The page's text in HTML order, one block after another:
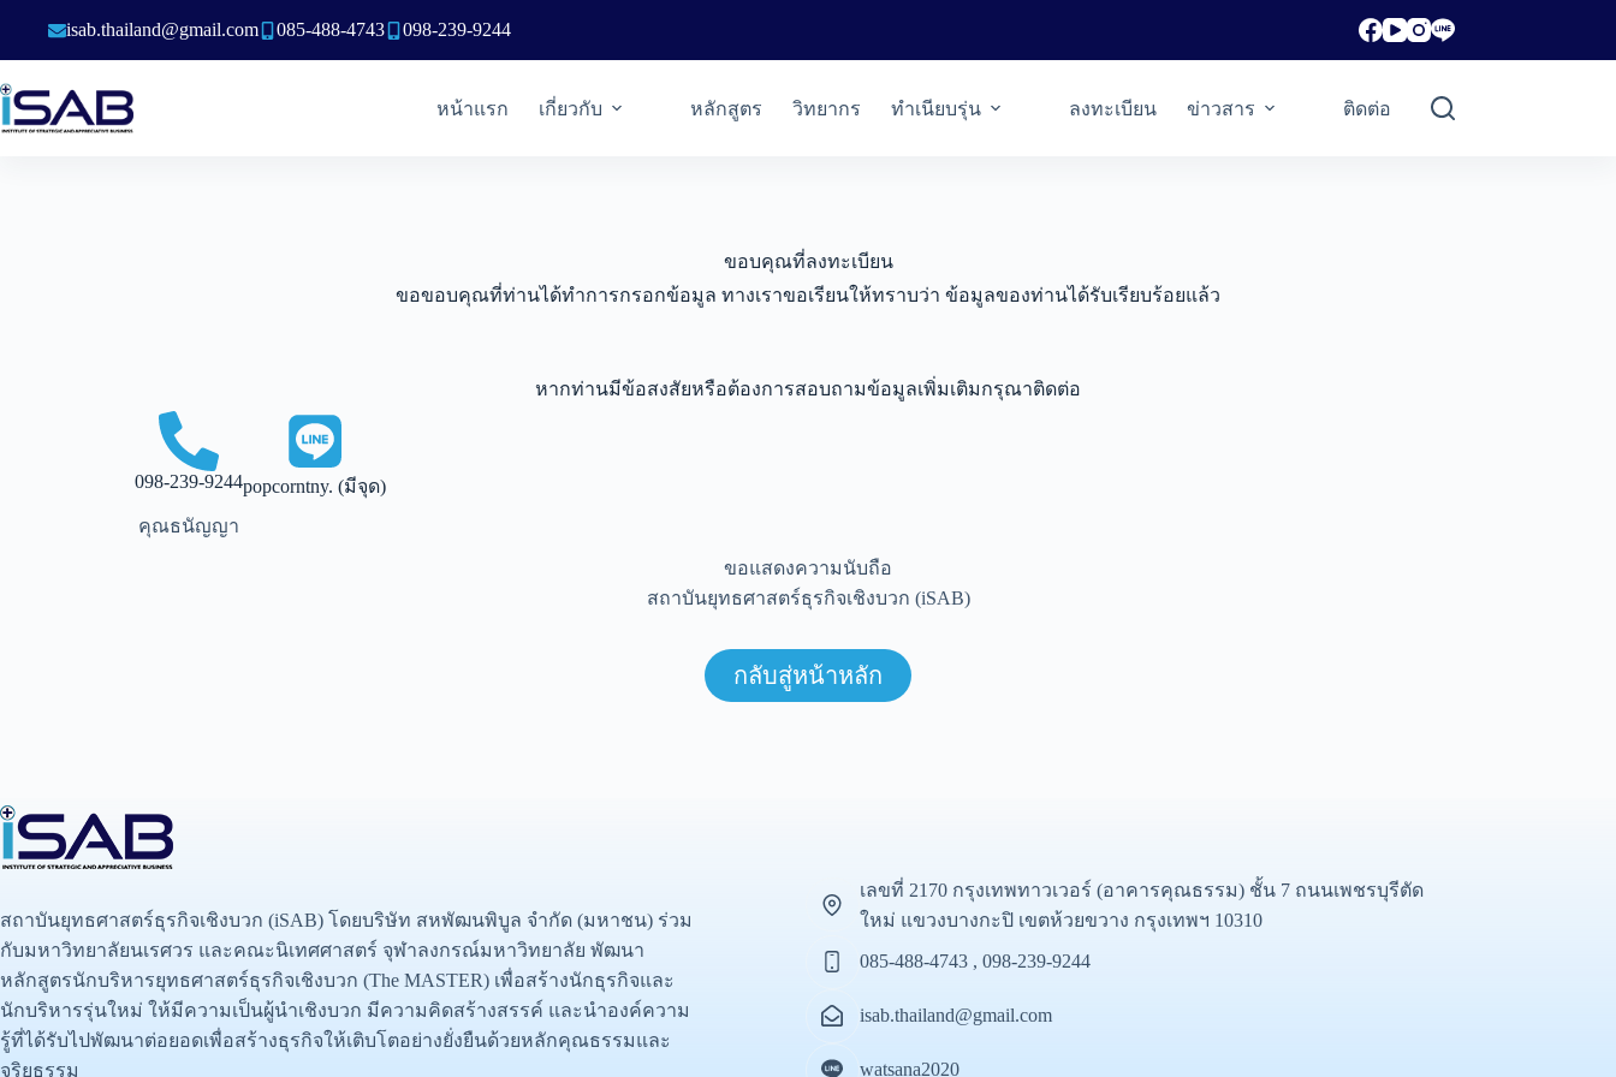
isab.thailand@gmail.com 085-488-4743 098-239-9244
หน้าแรก เกี่ยวกับ หลักสูตร วิทยากร ทำเนียบรุ่น ลงทะเบียน ข่าวสาร ติดต่อ
ขอบคุณที่ลงทะเบียน
ขอขอบคุณที่ท่านได้ทำการกรอกข้อมูล ทางเราขอเรียนให้ทราบว่า ข้อมูลของท่านได้รับเรียบร้อยแล้ว
หากท่านมีข้อสงสัยหรือต้องการสอบถามข้อมูลเพิ่มเติมกรุณาติดต่อ
098-239-9244
คุณธนัญญา
popcorntny. (มีจุด)
ขอแสดงความนับถือ
สถาบันยุทธศาสตร์ธุรกิจเชิงบวก (iSAB)
กลับสู่หน้าหลัก
สถาบันยุทธศาสตร์ธุรกิจเชิงบวก (iSAB) โดยบริษัท สหพัฒนพิบูล จำกัด (มหาชน) ร่วม
กับมหาวิทยาลัยนเรศวร และคณะนิเทศศาสตร์ จุฬาลงกรณ์มหาวิทยาลัย พัฒนา
หลักสูตรนักบริหารยุทธศาสตร์ธุรกิจเชิงบวก (The MASTER) เพื่อสร้างนักธุรกิจและ
นักบริหารรุ่นใหม่ ให้มีความเป็นผู้นำเชิงบวก มีความคิดสร้างสรรค์ และนำองค์ความ
รู้ที่ได้รับไปพัฒนาต่อยอดเพื่อสร้างธุรกิจให้เติบโตอย่างยั่งยืนด้วยหลักคุณธรรมและ
จริยธรรม
เลขที่ 2170 กรุงเทพทาวเวอร์ (อาคารคุณธรรม) ชั้น 7 ถนนเพชรบุรีตัด
ใหม่ แขวงบางกะปิ เขตห้วยขวาง กรุงเทพฯ 10310
085-488-4743 , 098-239-9244
isab.thailand@gmail.com
watsana2020